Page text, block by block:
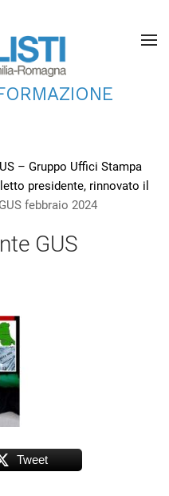
– Gruppo Uffici Stampa
presidente, rinnovato il
febbraio 2024
GUS
Tweet